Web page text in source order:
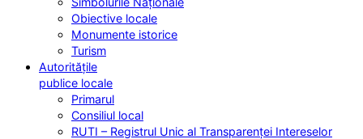
Obiective locale
Monumente istorice
Turism
Autoritățile
publice locale
Primarul
Consiliul local
RUTI – Registrul Unic al Transparenței Intereselor